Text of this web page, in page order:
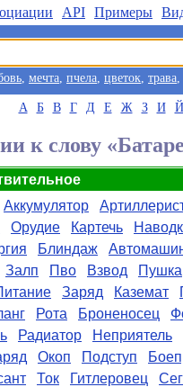
API Примеры
, мечта, пчела, цветок, трава,
А Б В Г Д Е Ж З И Й
к слову
Аккумулятор
Орудие Картечь
Блиндаж
Залп Пво Взвод
Пушка
Заряд Каземат
Рота Броненосец
Радиатор
Неприятель
Окоп Подступ
Ток Гитлеровец